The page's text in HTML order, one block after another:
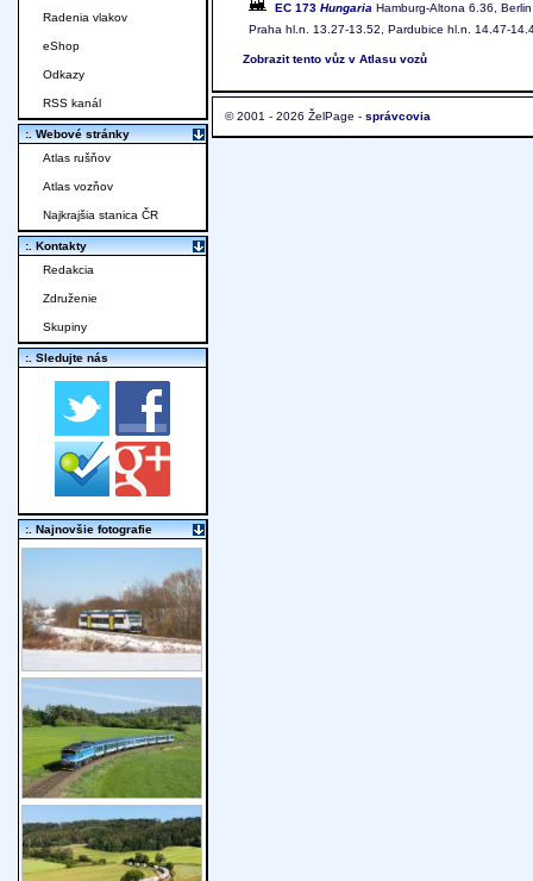
EC 173 Hungaria Hamburg-Altona 6.36,
Praha hl.n. 13.27-13.52, Pardubice hl.n. 14.47-
Zobrazit tento vůz v Atlasu vozů
© 2001 - 2026 ŽelPage - správcovia
Radenia vlakov
eShop
Odkazy
RSS kanál
:. Webové stránky
Atlas rušňov
Atlas vozňov
Najkrajšia stanica ČR
:. Kontakty
Redakcia
Združenie
Skupiny
:. Sledujte nás
:. Najnovšie fotografie